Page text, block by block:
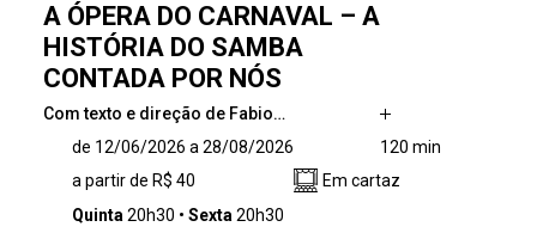
A ÓPERA DO CARNAVAL – A
HISTÓRIA DO SAMBA
CONTADA POR NÓS
Com texto e direção de Fabio…
espetáculo combina teatro, música e dança
para conduzir o público por uma jornada que
atravessa a diáspora africana e chega à
de 12/06/2026 a 28/08/2026
120 min
a partir de R$ 40
Em cartaz
Quinta 20h30 Sexta 20h30